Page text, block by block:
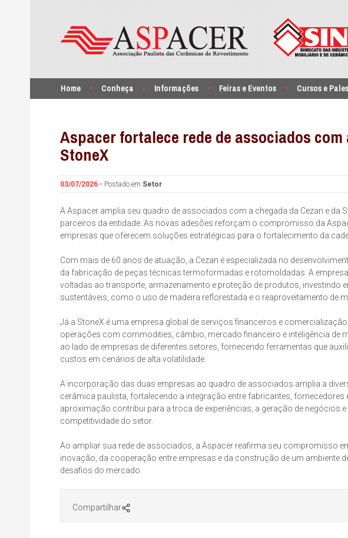
Home Conheça Informações Feiras e Eventos Cursos e
Aspacer fortalece rede de associados com
StoneX
03/07/2026 - Postado em Setor
A Aspacer amplia seu quadro de associados com a chegada da Cezan e da
parceiros da entidade. As novas adesões reforçam o compromisso da
empresas que oferecem soluções estratégicas para o fortalecimento da
Com mais de 60 anos de atuação, a Cezan é especializada no
da fabricação de peças técnicas termoformadas e rotomoldadas. A
voltadas ao transporte, armazenamento e proteção de produtos, investindo
sustentáveis, como o uso de madeira reflorestada e o reaproveitamento de
Já a StoneX é uma empresa global de serviços financeiros e
operações com commodities, câmbio, mercado financeiro e inteligência de
ao lado de empresas de diferentes setores, fornecendo ferramentas que
custos em cenários de alta volatilidade.
A incorporação das duas empresas ao quadro de associados amplia a
cerâmica paulista, fortalecendo a integração entre fabricantes,
aproximação contribui para a troca de experiências, a geração de negócios
competitividade do setor.
Ao ampliar sua rede de associados, a Aspacer reafirma seu compromisso
inovação, da cooperação entre empresas e da construção de um ambiente
desafios do mercado.
Compartilhar